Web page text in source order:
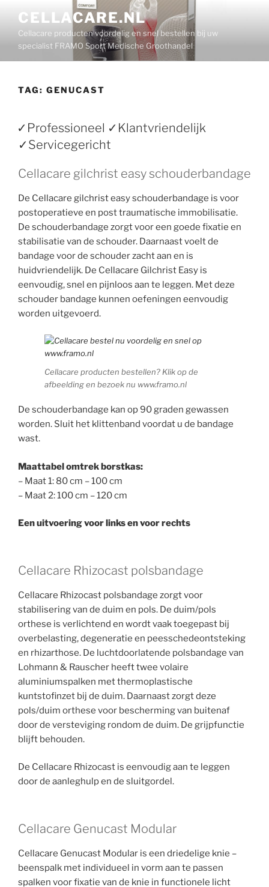
inhoud
CELLACARE.NL
Cellacare producten voordelig en snel bestellen bij uw
specialist FRAMO Sport Medische Groothandel
TAG: GENUCAST
✓Professioneel ✓Klantvriendelijk
✓Servicegericht
Cellacare gilchrist easy schouderbandage
De Cellacare gilchrist easy schouderbandage is voor
postoperatieve en post traumatische immobilisatie.
De schouderbandage zorgt voor een goede fixatie en
stabilisatie van de schouder. Daarnaast voelt de
bandage voor de schouder zacht aan en is
huidvriendelijk. De Cellacare Gilchrist Easy is
eenvoudig, snel en pijnloos aan te leggen. Met deze
schouder bandage kunnen oefeningen eenvoudig
worden uitgevoerd.
Cellacare producten bestellen? Klik op de
afbeelding en bezoek nu www.framo.nl
De schouderbandage kan op 90 graden gewassen
worden. Sluit het klittenband voordat u de bandage
wast.
Maattabel omtrek borstkas:
– Maat 1: 80 cm – 100 cm
– Maat 2: 100 cm – 120 cm
Een uitvoering voor links en voor rechts
Cellacare Rhizocast polsbandage
Cellacare Rhizocast polsbandage zorgt voor
stabilisering van de duim en pols. De duim/pols
orthese is verlichtend en wordt vaak toegepast bij
overbelasting, degeneratie en peesschedeontsteking
en rhizarthose. De luchtdoorlatende polsbandage van
Lohmann & Rauscher heeft twee volaire
aluminiumspalken met thermoplastische
kuntstofinzet bij de duim. Daarnaast zorgt deze
pols/duim orthese voor bescherming van buitenaf
door de versteviging rondom de duim. De grijpfunctie
blijft behouden.
De Cellacare Rhizocast is eenvoudig aan te leggen
door de aanleghulp en de sluitgordel.
Cellacare Genucast Modular
Cellacare Genucast Modular is een driedelige knie –
beenspalk met individueel in vorm aan te passen
spalken voor fixatie van de knie in functionele licht